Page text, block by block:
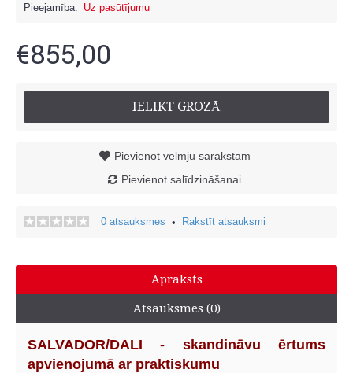
Pieejamība: Uz pasūtījumu
€855,00
IELIKT GROZĀ
Pievienot vēlmju sarakstam
Pievienot salīdzināšanai
0 atsauksmes • Rakstīt atsauksmi
Apraksts
Atsauksmes (0)
SALVADOR/DALI - skandināvu ērtums
apvienojumā ar praktiskumu